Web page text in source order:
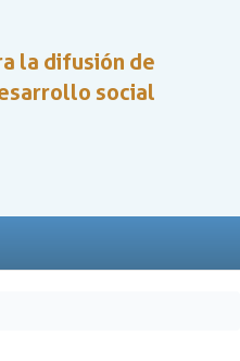
la difusión de
social